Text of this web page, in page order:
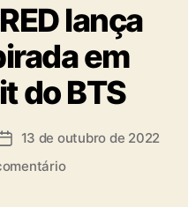
lança
em
do BTS
D 13 de outubro de 2022
e